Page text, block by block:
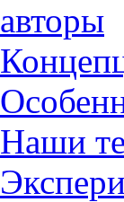
авторы
Наши